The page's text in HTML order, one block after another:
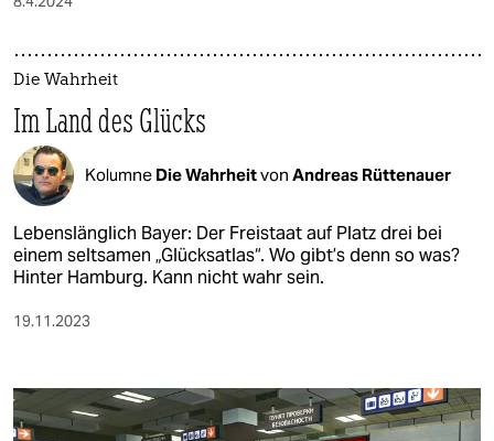
Die Wahrheit
Im Land des Glücks
Kolumne Die Wahrheitvon Andreas Rüttenauer
Lebenslänglich Bayer: Der Freistaat auf Platz drei bei
einem seltsamen „Glücksatlas“. Wo gibt’s denn so was?
Hinter Hamburg. Kann nicht wahr sein.​
19.11.2023